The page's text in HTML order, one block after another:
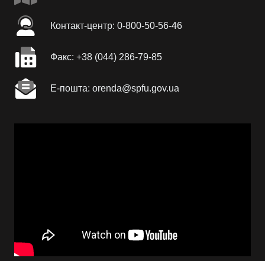
Контакт-центр: 0-800-50-56-46
Факc: +38 (044) 286-79-85
Е-пошта: orenda@spfu.gov.ua